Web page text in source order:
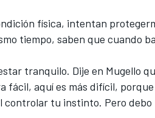
física, intentan
tiempo, saben que cuando
tranquilo. Dije en Mugello
fácil, aquí es más difícil,
controlar tu instinto. Pero debo